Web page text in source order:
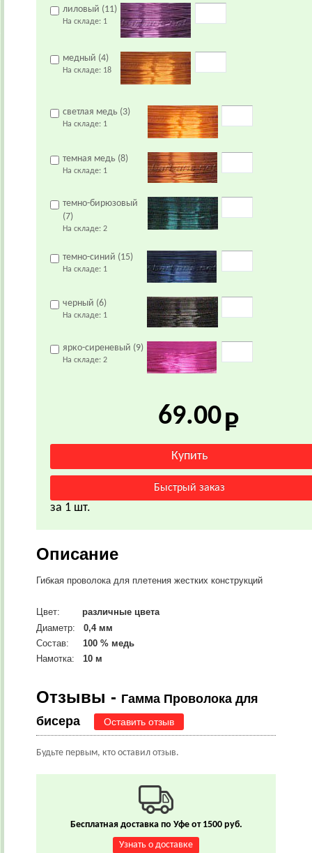
лиловый (11)
На складе: 1
медный (4)
На складе: 18
светлая медь (3)
На складе: 1
темная медь (8)
На складе: 1
темно-бирюзовый
(7)
На складе: 2
темно-синий (15)
На складе: 1
черный (6)
На складе: 1
ярко-сиреневый (9)
На складе: 2
69.00
за 1 шт.
Описание
Гибкая проволока для плетения жестких конструкций
Цвет:
различные цвета
Диаметр:
0,4 мм
Состав: 100 % медь
Намотка: 10 м
Отзывы - Гамма Проволока для
бисера
Оставить отзыв
Будьте первым, кто оставил отзыв.
Бесплатная доставка по Уфе от 1500 руб.
Узнать о доставке